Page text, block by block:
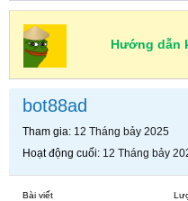
Hướng dẫn
bot88ad
Tham gia 12 Tháng bảy 2025
Hoạt động cuối 12 Tháng bảy
Bài viết